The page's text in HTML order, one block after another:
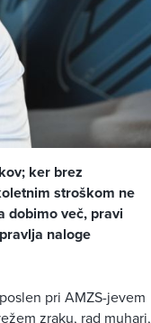
ker brez
stroškom ne
dobimo več, pravi
naloge
pri AMZS-jevem
zraku, rad muhari,